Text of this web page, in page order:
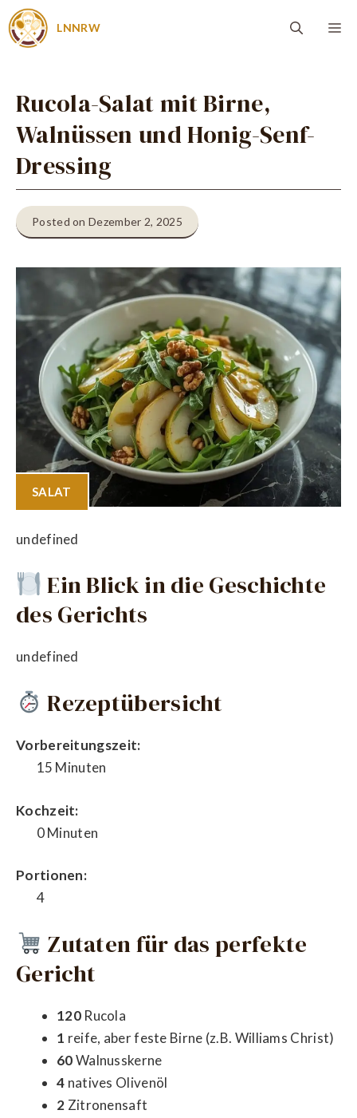
Zum
Inhalt
LNNRW
Rucola-Salat mit Birne,
Walnüssen und Honig-Senf-
Dressing
Posted on Dezember 2, 2025
SALAT
undefined
Ein Blick in die Geschichte
des Gerichts
undefined
Rezeptübersicht
Vorbereitungszeit:
15 Minuten
Kochzeit:
0 Minuten
Portionen:
4
Zutaten für das perfekte
Gericht
120Rucola
1 reife, aber feste Birne (z.B. Williams Christ)
60Walnusskerne
4 natives Olivenöl
2 Zitronensaft